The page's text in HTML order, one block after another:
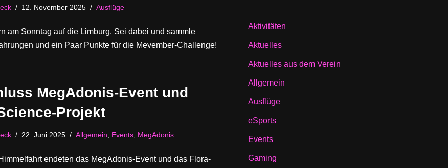
12. November 2025 Ausflüge
am Sonntag auf die Limburg. Sei dabei und sammle
und ein Paar Punkte für die Mevember-Challenge!
MegAdonis-Event und
Projekt
22. Juni 2025 Allgemein, Events, MegAdonis
endeten das MegAdonis-Event und das Flora-
Aktivitäten
Aktuelles
Aktuelles aus dem Verein
Allgemein
Ausflüge
eSports
Events
Gaming